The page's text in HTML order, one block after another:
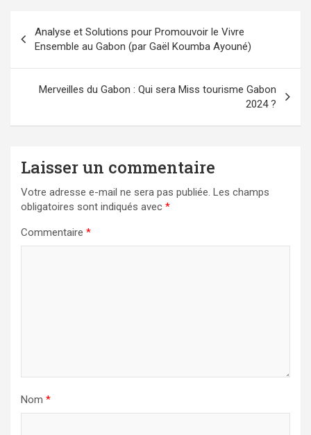
de
l’article
Analyse et Solutions pour Promouvoir le Vivre
Ensemble au Gabon (par Gaël Koumba Ayouné)
Merveilles du Gabon : Qui sera Miss tourisme Gabon
2024 ?
Laisser un commentaire
Votre adresse e-mail ne sera pas publiée. Les champs
obligatoires sont indiqués avec *
Commentaire *
Nom *